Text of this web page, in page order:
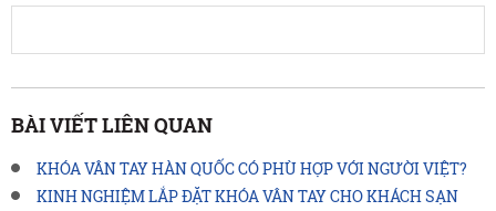
BÀI VIẾT LIÊN QUAN
KHÓA VÂN TAY HÀN QUỐC CÓ PHÙ HỢP VỚI NGƯỜI VIỆT?
KINH NGHIỆM LẮP ĐẶT KHÓA VÂN TAY CHO KHÁCH SẠN